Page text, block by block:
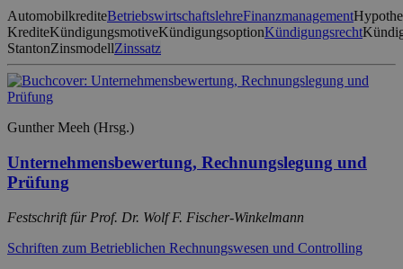
AutomobilkrediteBetriebswirtschaftslehreFinanzmanagement
KrediteKündigungsmotiveKündigungsoptionKündigungsrecht
StantonZinsmodellZinssatz
Gunther Meeh (Hrsg.)
Unternehmensbewertung, Rechnungslegung und
Prüfung
Festschrift für Prof. Dr. Wolf F. Fischer-Winkelmann
Schriften zum Betrieblichen Rechnungswesen und Controlling